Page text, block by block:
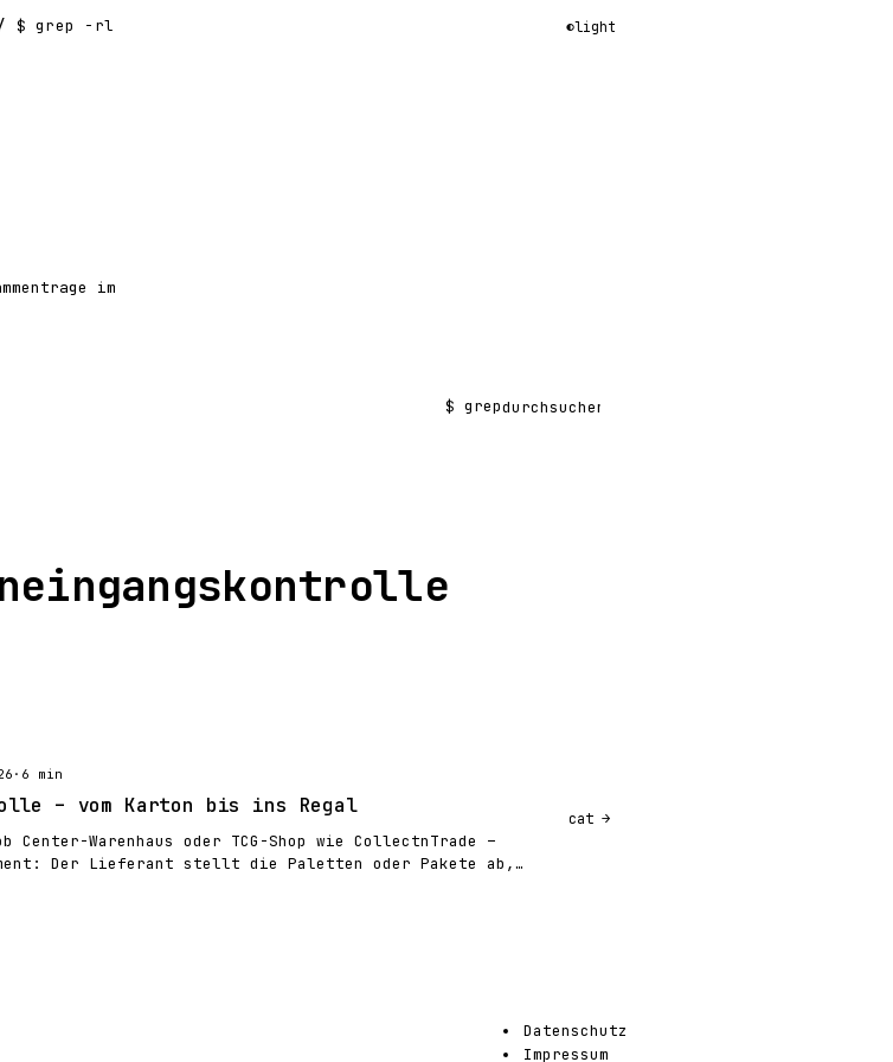
$ grep -rl ◐light
im
$ grep
Suchen nach:
· 6 min
– vom Karton bis ins Regal
Warenhaus oder TCG-Shop wie CollectnTrade –
Der Lieferant stellt die Paletten oder Pakete ab,…
cat
Datenschutz
Impressum